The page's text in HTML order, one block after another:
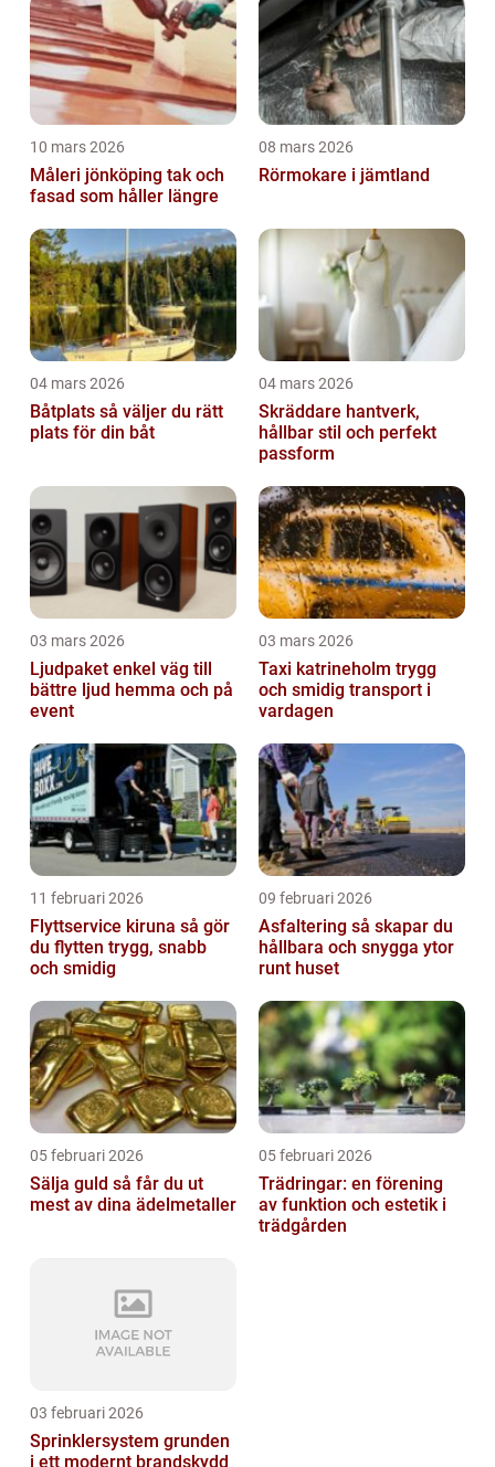
10 mars 2026
Måleri jönköping tak och
fasad som håller längre
08 mars 2026
Rörmokare i jämtland
04 mars 2026
Båtplats så väljer du rätt
plats för din båt
04 mars 2026
Skräddare hantverk,
hållbar stil och perfekt
passform
03 mars 2026
Ljudpaket enkel väg till
bättre ljud hemma och på
event
03 mars 2026
Taxi katrineholm trygg
och smidig transport i
vardagen
11 februari 2026
Flyttservice kiruna så gör
du flytten trygg, snabb
och smidig
09 februari 2026
Asfaltering så skapar du
hållbara och snygga ytor
runt huset
05 februari 2026
Sälja guld så får du ut
mest av dina ädelmetaller
05 februari 2026
Trädringar: en förening
av funktion och estetik i
trädgården
03 februari 2026
Sprinklersystem grunden
i ett modernt brandskydd